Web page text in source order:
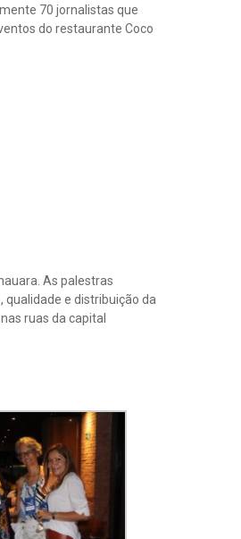
70 jornalistas que
do restaurante Coco
As palestras
e distribuição da
ruas da capital